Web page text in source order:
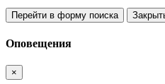
Перейти в форму поиска
Оповещения
×